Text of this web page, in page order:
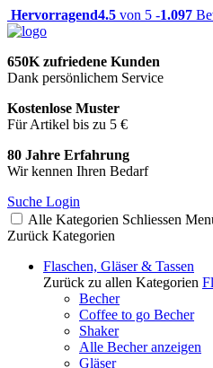
Hervorragend4.5 von 5 -1.097
650K zufriedene Kunden
Dank persönlichem Service
Kostenlose Muster
Für Artikel bis zu 5 €
80 Jahre Erfahrung
Wir kennen Ihren Bedarf
Suche Login
Alle Kategorien Schliessen
Zurück Kategorien
Flaschen, Gläser & Tassen
Zurück zu allen Kategorien
Becher
Coffee to go Becher
Shaker
Alle Becher anzeigen
Gläser